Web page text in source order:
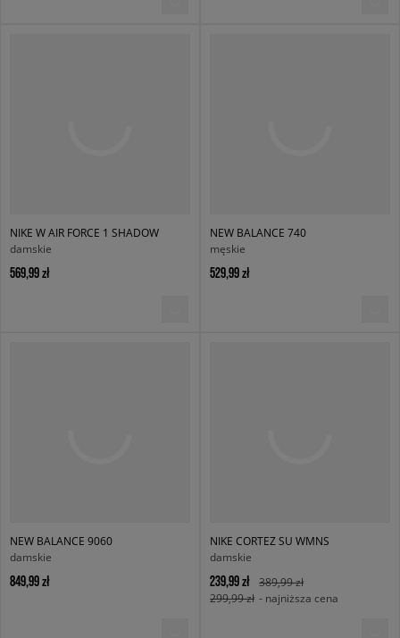
NIKE W AIR FORCE 1 SHADOW
damskie
569,99 zł
NEW BALANCE 740
męskie
529,99 zł
NEW BALANCE 9060
damskie
849,99 zł
NIKE CORTEZ SU WMNS
damskie
239,99 zł
389,99 zł
299,99 zł - najniższa cena